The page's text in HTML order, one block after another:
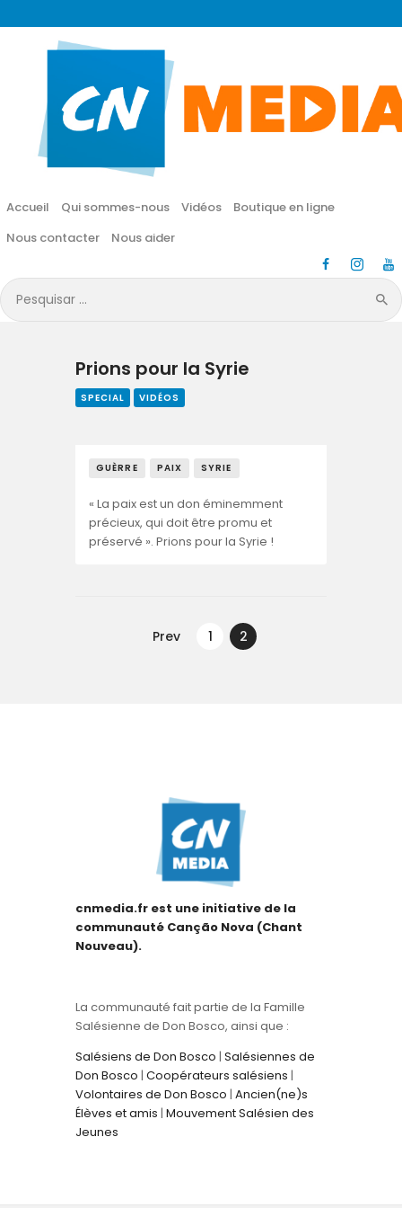
Accueil Qui sommes-nous Vidéos
Boutique en ligne
Nous contacter
Nous aider
Pesquisar
por:
CN MÉDIA
Une vie nouvelle en JESUS !
Accueil
Vidéos
Boutique en ligne
Nous aider
Prions pour la Syrie
SPECIAL VIDÉOS
GUÈRRE PAIX SYRIE
« La paix est un don éminemment
précieux, qui doit être promu et
préservé ». Prions pour la Syrie !
Prev PAGE
1 PAGE
2
cnmedia.fr est une initiative de la
communauté Canção Nova (Chant
Nouveau).
La communauté fait partie de la Famille
Salésienne de Don Bosco, ainsi que :
Salésiens de Don Bosco | Salésiennes de
Don Bosco | Coopérateurs salésiens |
Volontaires de Don Bosco | Ancien(ne)s
Élèves et amis | Mouvement Salésien des
Jeunes